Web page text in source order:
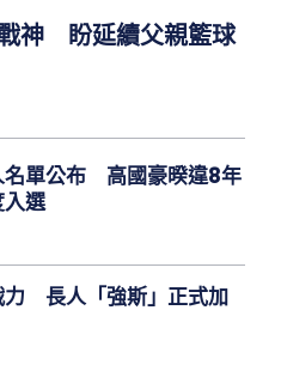
神 盼延續父親籃球
名單公布 高國豪暌違8年
選
力 長人「強斯」正式加